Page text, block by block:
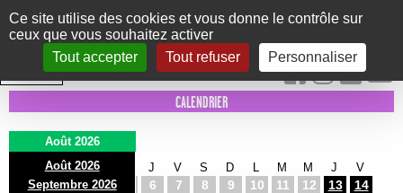
Panneau de gestion des cookies
Ce site utilise des cookies et vous donne le contrôle sur
ceux que vous souhaitez activer
Tout accepter
Tout refuser Personnaliser
Le Marni
CONCERTS DANSE/CIRQUE THÉÂTRE KIDS EXPOS EVENTS
INTRA MUROS
CALENDRIER
Août 2026
Août 2026
Septembre 2026
D
2
L
3
M
4
J
6
V
7
S
8
D
9 10
M
11
M
12
J
13
V
14